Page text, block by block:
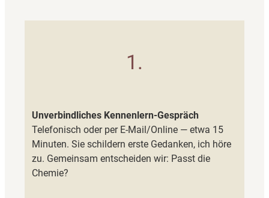
1.
Unverbindliches Kennenlern-Gespräch
Telefonisch oder per E-Mail/Online — etwa 15
Minuten. Sie schildern erste Gedanken, ich höre
zu. Gemeinsam entscheiden wir: Passt die
Chemie?